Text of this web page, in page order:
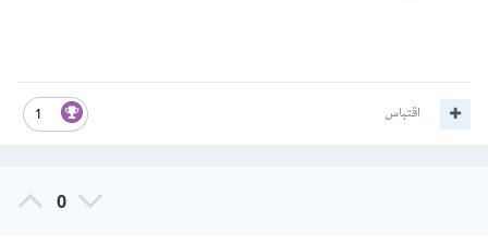
1 اقتباس
0